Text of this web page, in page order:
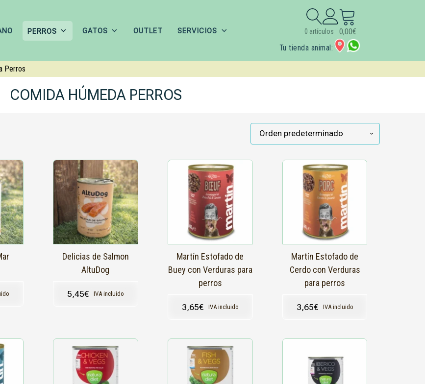
PERROS GATOS OUTLET SERVICIOS
Tu tienda animal:
Buscar:
0,00€
0 artículos
Perros
COMIDA HÚMEDA PERROS
Delicias de Salmon
AltuDog
5,45€ IVA incluido
Martín Estofado de
Buey con Verduras para
perros
3,65€ IVA incluido
Martín Estofado de
Cerdo con Verduras
para perros
3,65€ IVA incluido